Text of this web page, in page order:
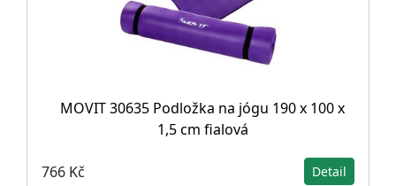
MOVIT 30635 Podložka na jógu 190 x 100 x
1,5 cm fialová
766 Kč Detail